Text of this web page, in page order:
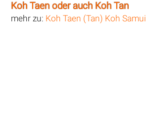
Koh Taen oder auch Koh Tan
mehr zu: Koh Taen (Tan) Koh Samui